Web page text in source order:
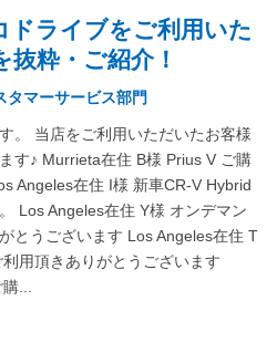
ドライブをご利用いた
粋・ご紹介！
タマーサービス部門
。 当店をご利用いただいたお客様
す♪ Murrieta在住 B様 Prius V ご購
Angeles在住 I様 新車CR-V Hybrid
Los Angeles在住 Y様 オンデマン
とうございます Los Angeles在住 T
用頂きありがとうございます
...